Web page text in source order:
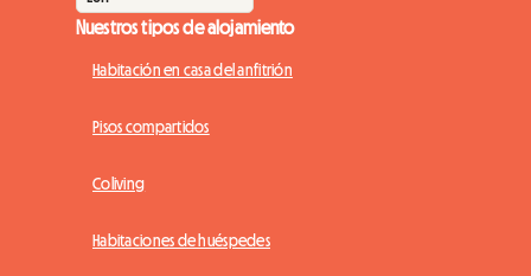
Nuestros tipos de alojamiento
Habitación en casa del anfitrión
Pisos compartidos
Coliving
Habitaciones de huéspedes